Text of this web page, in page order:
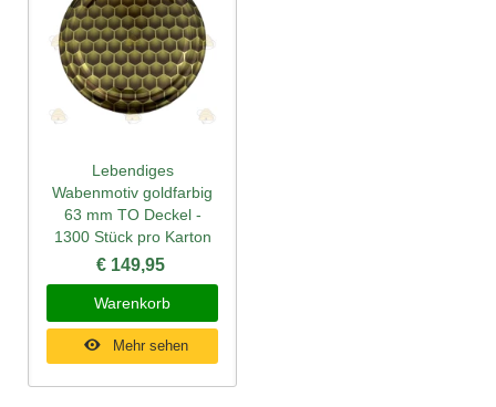
Lebendiges
Wabenmotiv goldfarbig
63 mm TO Deckel -
1300 Stück pro Karton
€ 149,95
Warenkorb
Mehr sehen